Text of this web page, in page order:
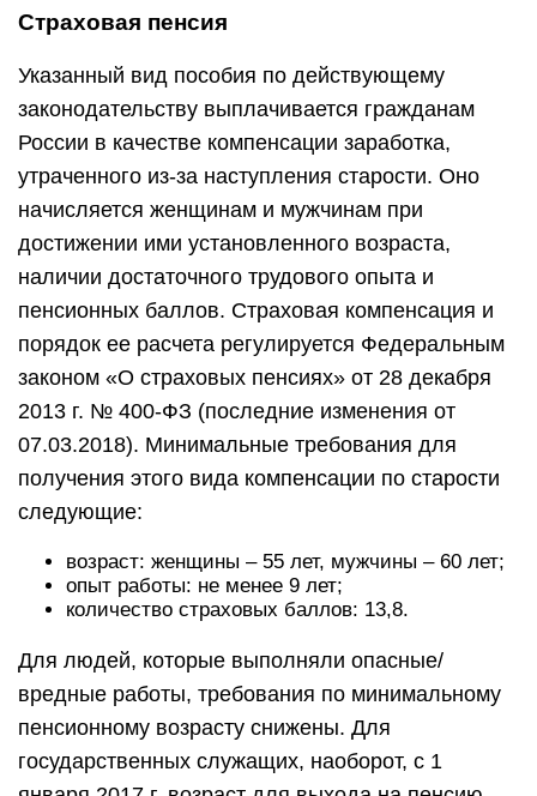
Страховая пенсия
Указанный вид пособия по действующему
законодательству выплачивается гражданам
России в качестве компенсации заработка,
утраченного из-за наступления старости. Оно
начисляется женщинам и мужчинам при
достижении ими установленного возраста,
наличии достаточного трудового опыта и
пенсионных баллов. Страховая компенсация и
порядок ее расчета регулируется Федеральным
законом «О страховых пенсиях» от 28 декабря
2013 г. № 400-ФЗ (последние изменения от
07.03.2018). Минимальные требования для
получения этого вида компенсации по старости
следующие:
возраст: женщины – 55 лет, мужчины – 60 лет;
опыт работы: не менее 9 лет;
количество страховых баллов: 13,8.
Для людей, которые выполняли опасные/
вредные работы, требования по минимальному
пенсионному возрасту снижены. Для
государственных служащих, наоборот, с 1